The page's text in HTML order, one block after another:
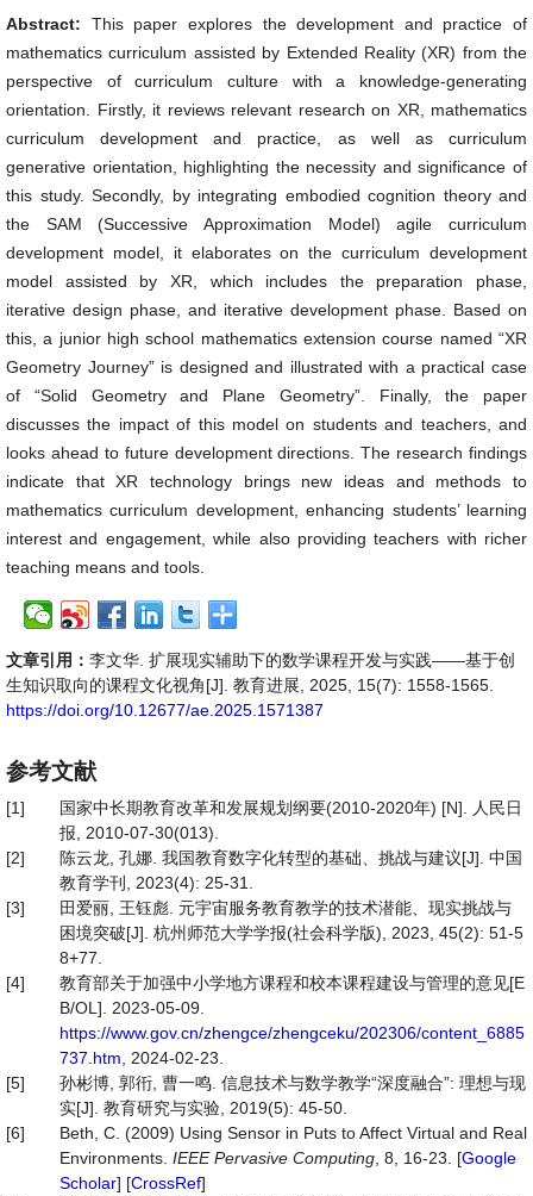
Abstract: This paper explores the development and practice of
mathematics curriculum assisted by Extended Reality (XR) from the
perspective of curriculum culture with a knowledge-generating
orientation. Firstly, it reviews relevant research on XR, mathematics
curriculum development and practice, as well as curriculum
generative orientation, highlighting the necessity and significance of
this study. Secondly, by integrating embodied cognition theory and
the SAM (Successive Approximation Model) agile curriculum
development model, it elaborates on the curriculum development
model assisted by XR, which includes the preparation phase,
iterative design phase, and iterative development phase. Based on
this, a junior high school mathematics extension course named “XR
Geometry Journey” is designed and illustrated with a practical case
of “Solid Geometry and Plane Geometry”. Finally, the paper
discusses the impact of this model on students and teachers, and
looks ahead to future development directions. The research findings
indicate that XR technology brings new ideas and methods to
mathematics curriculum development, enhancing students’ learning
interest and engagement, while also providing teachers with richer
teaching means and tools.
文章引用： 李文华. 扩展现实辅助下的数学课程开发与实践——基于创
生知识取向的课程文化视角[J]. 教育进展, 2025, 15(7): 1558-1565.
https://doi.org/10.12677/ae.2025.1571387
参考文献
[1]
国家中长期教育改革和发展规划纲要(2010-2020年) [N]. 人民日
报, 2010-07-30(013).
[2]
陈云龙, 孔娜. 我国教育数字化转型的基础、挑战与建议[J]. 中国
教育学刊, 2023(4): 25-31.
[3]
田爱丽, 王钰彪. 元宇宙服务教育教学的技术潜能、现实挑战与
困境突破[J]. 杭州师范大学学报(社会科学版), 2023, 45(2): 51-5
8+77.
[4]
教育部关于加强中小学地方课程和校本课程建设与管理的意见[E
B/OL]. 2023-05-09.
https://www.gov.cn/zhengce/zhengceku/202306/content_6885
737.htm , 2024-02-23.
[5]
孙彬博, 郭衎, 曹一鸣. 信息技术与数学教学“深度融合”: 理想与现
实[J]. 教育研究与实验, 2019(5): 45-50.
[6]
Beth, C. (2009) Using Sensor in Puts to Affect Virtual and Real
Environments. IEEE Pervasive Computing , 8, 16-23. [Google
Scholar] [CrossRef]